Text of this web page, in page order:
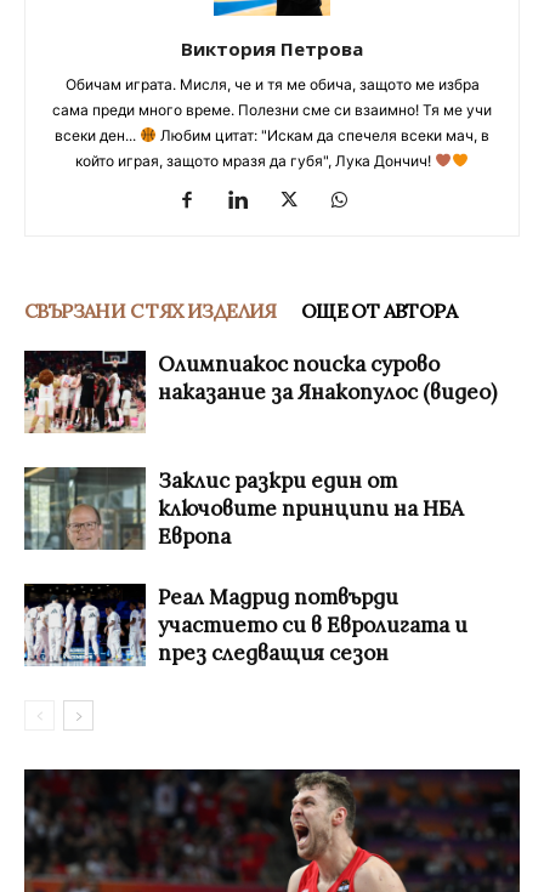
Виктория Петрова
Обичам играта. Мисля, че и тя ме обича, защото ме избра
сама преди много време. Полезни сме си взаимно! Тя ме учи
всеки ден...
Любим цитат: "Искам да спечеля всеки мач, в
който играя, защото мразя да губя", Лука Дончич!
СВЪРЗАНИ С ТЯХ ИЗДЕЛИЯ ОЩЕ ОТ АВТОРА
Олимпиакос поиска сурово
наказание за Янакопулос (видео)
Заклис разкри един от
ключовите принципи на НБА
Европа
Реал Мадрид потвърди
участието си в Евролигата и
през следващия сезон